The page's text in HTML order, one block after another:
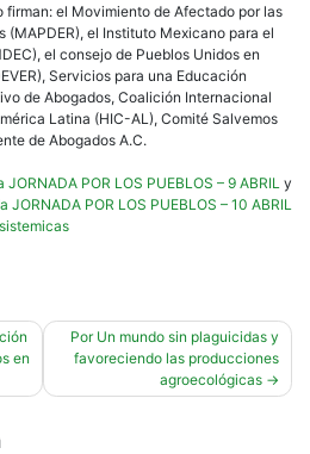
el Movimiento de Afectado por las
(MAPDER), el Instituto Mexicano para el
el consejo de Pueblos Unidos en
Servicios para una Educación
de Abogados, Coalición Internacional
Latina (HIC-AL), Comité Salvemos
de Abogados A.C.
JORNADA POR LOS PUEBLOS – 9 ABRIL y
JORNADA POR LOS PUEBLOS – 10 ABRIL
en
Por Un mundo sin plaguicidas y
favoreciendo las producciones
agroecológicas